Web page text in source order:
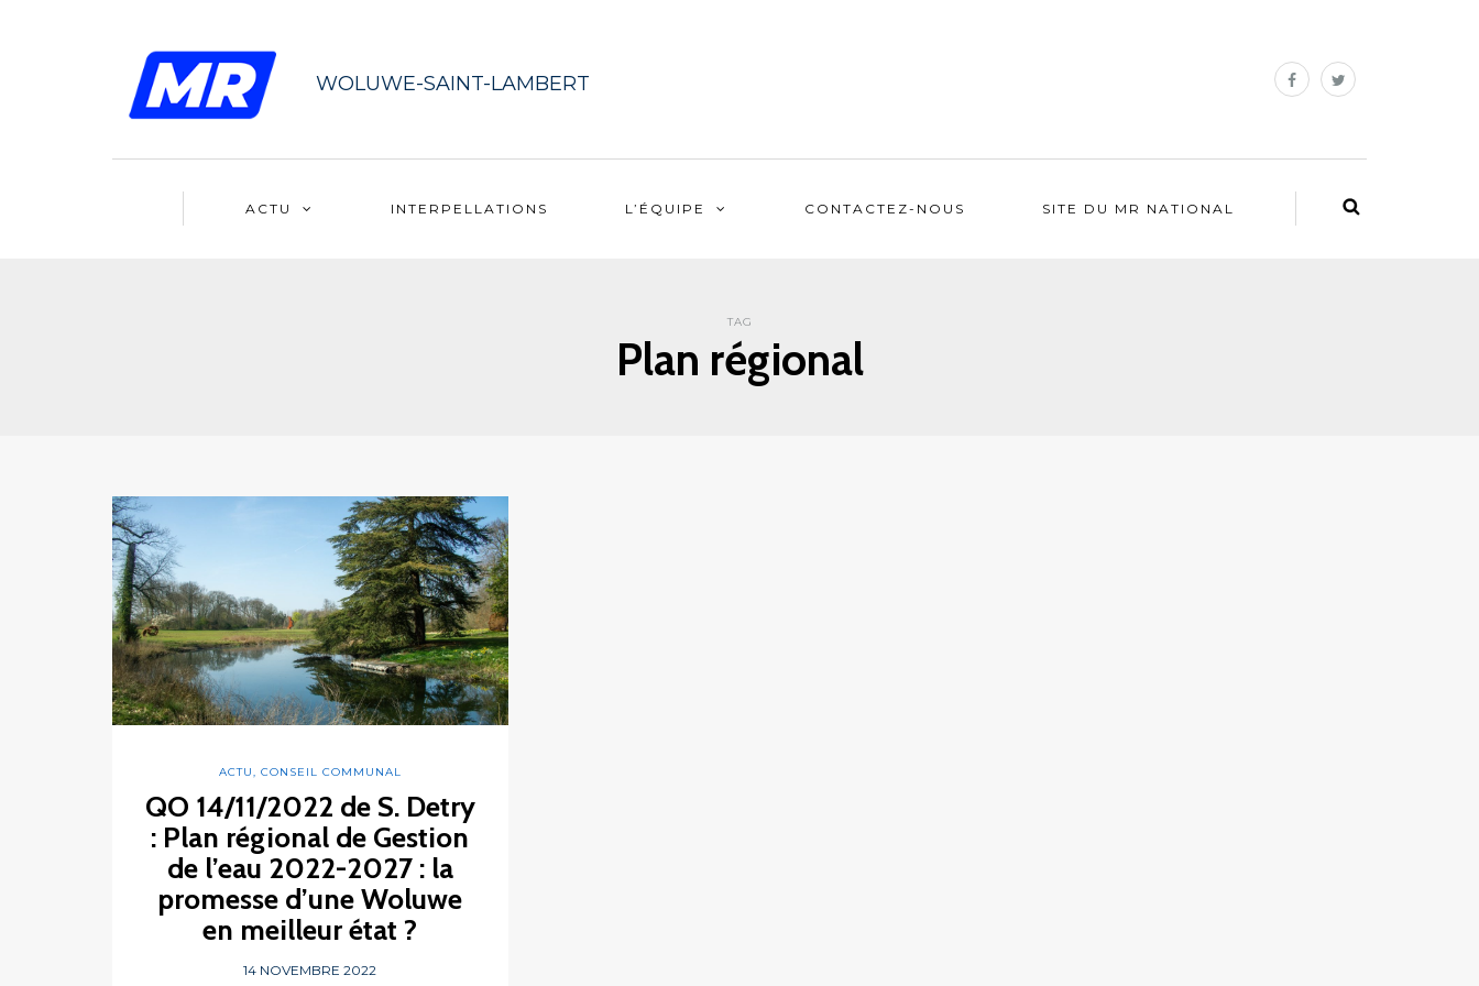
WOLUWE-SAINT-LAMBERT
ACTU INTERPELLATIONS L’ÉQUIPE CONTACTEZ-NOUS SITE DU MR NATIONAL
TAG
Plan régional
ACTU, CONSEIL COMMUNAL
QO 14/11/2022 de S. Detry
: Plan régional de Gestion
de l’eau 2022-2027 : la
promesse d’une Woluwe
en meilleur état ?
14 NOVEMBRE 2022